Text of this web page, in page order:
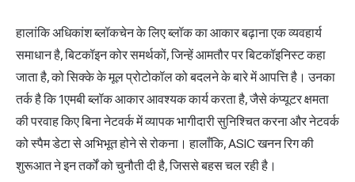
हालांकि अधिकांश ब्लॉकचेन के लिए ब्लॉक का आकार बढ़ाना एक व्यवहार्य
समाधान है, बिटकॉइन कोर समर्थकों, जिन्हें आमतौर पर बिटकॉइनिस्ट कहा
जाता है, को सिक्के के मूल प्रोटोकॉल को बदलने के बारे में आपत्ति है। उनका
तर्क है कि 1एमबी ब्लॉक आकार आवश्यक कार्य करता है, जैसे कंप्यूटर क्षमता
की परवाह किए बिना नेटवर्क में व्यापक भागीदारी सुनिश्चित करना और नेटवर्क
को स्पैम डेटा से अभिभूत होने से रोकना। हालाँकि, ASIC खनन रिग की
शुरूआत ने इन तर्कों को चुनौती दी है, जिससे बहस चल रही है।